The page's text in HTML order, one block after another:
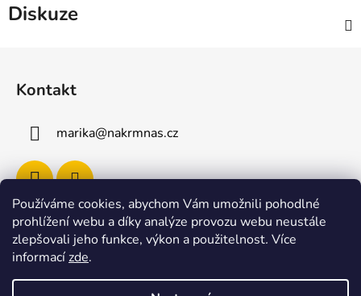
Používáme cookies, abychom Vám umožnili pohodlné
prohlížení webu a díky analýze provozu webu neustále
zlepšovali jeho funkce, výkon a použitelnost. Více
informacízde.
Diskuze
Kontakt
marika@nakrmnas.cz
Facebook